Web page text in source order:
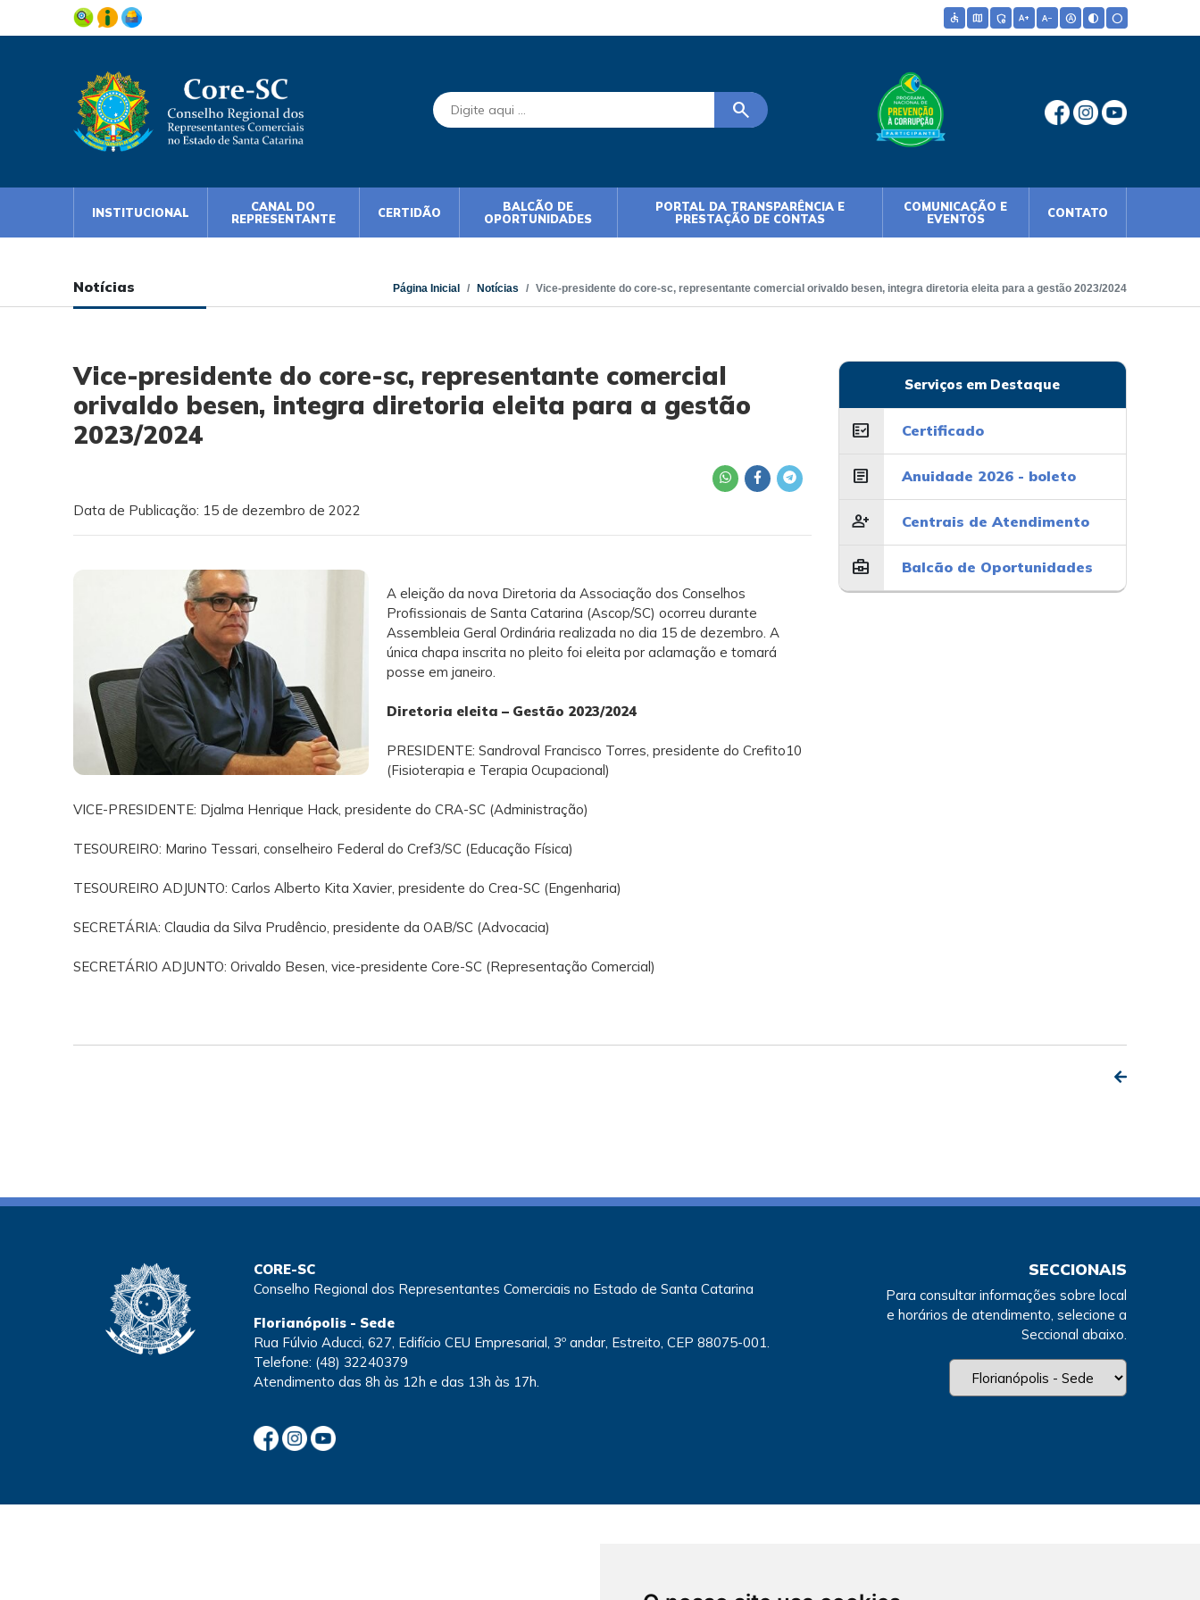
accessible map admin_panel_settings text_increase text_decrease hdr_auto contrast circle
search
INSTITUCIONAL
CANAL DO
REPRESENTANTE
CERTIDÃO
BALCÃO DE
OPORTUNIDADES
PORTAL DA TRANSPARÊNCIA E
PRESTAÇÃO DE CONTAS
COMUNICAÇÃO E
EVENTOS
CONTATO
Notícias Página Inicial Notícias Vice-presidente do core-sc, representante comercial orivaldo besen, integra diretoria eleita para a gestão 2023/2024
Vice-presidente do core-sc, representante comercial
orivaldo besen, integra diretoria eleita para a gestão
2023/2024
Data de Publicação: 15 de dezembro de 2022
A eleição da nova Diretoria da Associação dos Conselhos
Profissionais de Santa Catarina (Ascop/SC) ocorreu durante
Assembleia Geral Ordinária realizada no dia 15 de dezembro. A
única chapa inscrita no pleito foi eleita por aclamação e tomará
posse em janeiro.
Diretoria eleita – Gestão 2023/2024
PRESIDENTE: Sandroval Francisco Torres, presidente do Crefito10
(Fisioterapia e Terapia Ocupacional)
VICE-PRESIDENTE: Djalma Henrique Hack, presidente do CRA-SC (Administração)
TESOUREIRO: Marino Tessari, conselheiro Federal do Cref3/SC (Educação Física)
TESOUREIRO ADJUNTO: Carlos Alberto Kita Xavier, presidente do Crea-SC (Engenharia)
SECRETÁRIA: Claudia da Silva Prudêncio, presidente da OAB/SC (Advocacia)
SECRETÁRIO ADJUNTO: Orivaldo Besen, vice-presidente Core-SC (Representação Comercial)
Serviços em Destaque
fact_check Certificado
article Anuidade 2026 - boleto
person_add Centrais de Atendimento
business_center Balcão de Oportunidades
CORE-SC
Conselho Regional dos Representantes Comerciais no Estado de Santa Catarina
Florianópolis - Sede
Rua Fúlvio Aducci, 627, Edifício CEU Empresarial, 3º andar, Estreito, CEP 88075-001.
Telefone: (48) 32240379
Atendimento das 8h às 12h e das 13h às 17h.
SECCIONAIS
Para consultar informações sobre local
e horários de atendimento, selecione a
Seccional abaixo.